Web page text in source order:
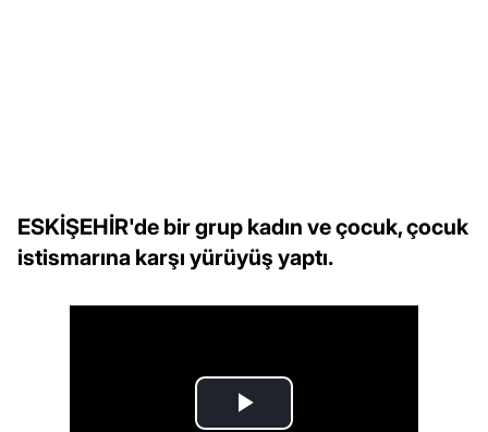
ESKİŞEHİR'de bir grup kadın ve çocuk, çocuk
istismarına karşı yürüyüş yaptı.